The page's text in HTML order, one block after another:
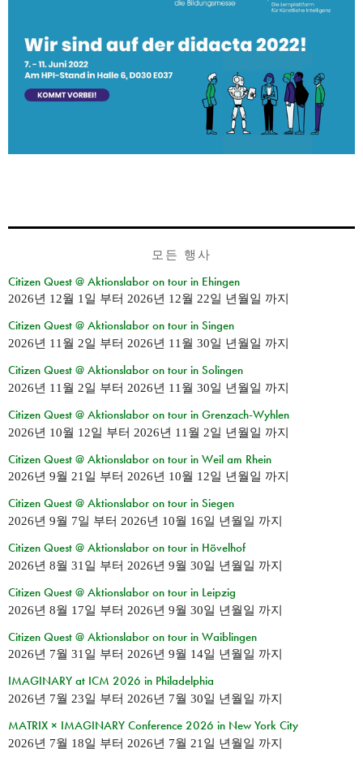
모든 행사
Citizen Quest @ Aktionslabor on tour in Ehingen
2026년 12월 1일 부터 2026년 12월 22일 년월일 까지
Citizen Quest @ Aktionslabor on tour in Singen
2026년 11월 2일 부터 2026년 11월 30일 년월일 까지
Citizen Quest @ Aktionslabor on tour in Solingen
2026년 11월 2일 부터 2026년 11월 30일 년월일 까지
Citizen Quest @ Aktionslabor on tour in Grenzach-Wyhlen
2026년 10월 12일 부터 2026년 11월 2일 년월일 까지
Citizen Quest @ Aktionslabor on tour in Weil am Rhein
2026년 9월 21일 부터 2026년 10월 12일 년월일 까지
Citizen Quest @ Aktionslabor on tour in Siegen
2026년 9월 7일 부터 2026년 10월 16일 년월일 까지
Citizen Quest @ Aktionslabor on tour in Hövelhof
2026년 8월 31일 부터 2026년 9월 30일 년월일 까지
Citizen Quest @ Aktionslabor on tour in Leipzig
2026년 8월 17일 부터 2026년 9월 30일 년월일 까지
Citizen Quest @ Aktionslabor on tour in Waiblingen
2026년 7월 31일 부터 2026년 9월 14일 년월일 까지
IMAGINARY at ICM 2026 in Philadelphia
2026년 7월 23일 부터 2026년 7월 30일 년월일 까지
MATRIX × IMAGINARY Conference 2026 in New York City
2026년 7월 18일 부터 2026년 7월 21일 년월일 까지